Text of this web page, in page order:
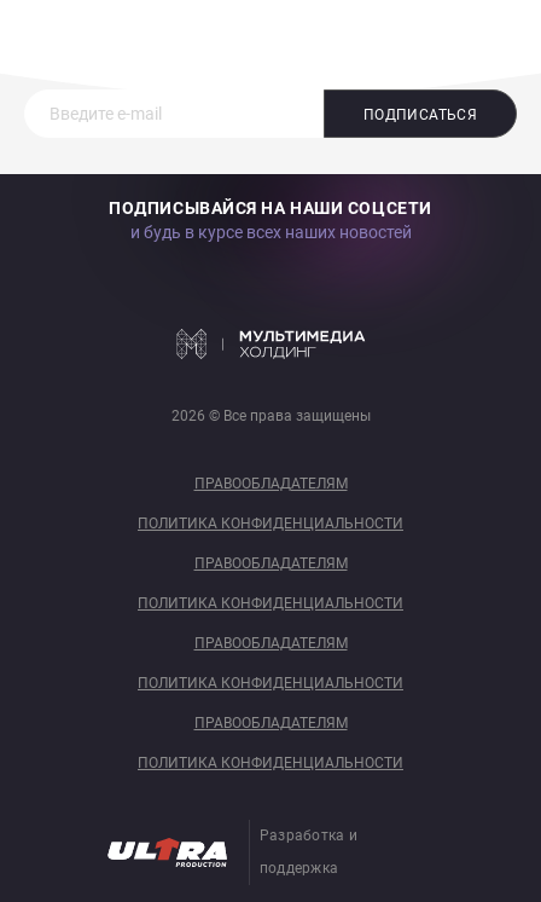
ПОДПИСАТЬСЯ
ПОДПИСЫВАЙСЯ НА НАШИ СОЦСЕТИ
и будь в курсе всех наших новостей
2026 © Все права защищены
ПРАВООБЛАДАТЕЛЯМ
ПОЛИТИКА КОНФИДЕНЦИАЛЬНОСТИ
ПРАВООБЛАДАТЕЛЯМ
ПОЛИТИКА КОНФИДЕНЦИАЛЬНОСТИ
ПРАВООБЛАДАТЕЛЯМ
ПОЛИТИКА КОНФИДЕНЦИАЛЬНОСТИ
ПРАВООБЛАДАТЕЛЯМ
ПОЛИТИКА КОНФИДЕНЦИАЛЬНОСТИ
Разработка и
поддержка